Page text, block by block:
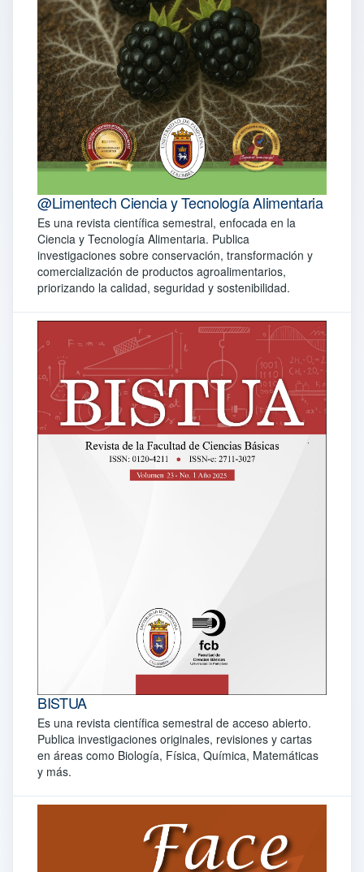
@Limentech Ciencia y Tecnología Alimentaria
Es una revista científica semestral, enfocada en la
Ciencia y Tecnología Alimentaria. Publica
investigaciones sobre conservación, transformación y
comercialización de productos agroalimentarios,
priorizando la calidad, seguridad y sostenibilidad.
BISTUA
Es una revista científica semestral de acceso abierto.
Publica investigaciones originales, revisiones y cartas
en áreas como Biología, Física, Química, Matemáticas
y más.